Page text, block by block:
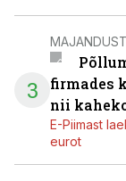
3
firmades
nii
E-Piimast
eurot